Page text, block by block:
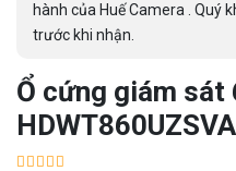
hành của Huế Camera . Quý
trước khi nhận.
Ổ cứng giám sát
HDWT860UZSVA